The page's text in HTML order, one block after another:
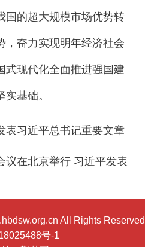
国的超大规模市场优势转
，奋力实现明年经济社会
式现代化全面推进强国建
基础。
表习近平总书记重要文章
议在北京举行 习近平发表
All Rights Reserved
号-1